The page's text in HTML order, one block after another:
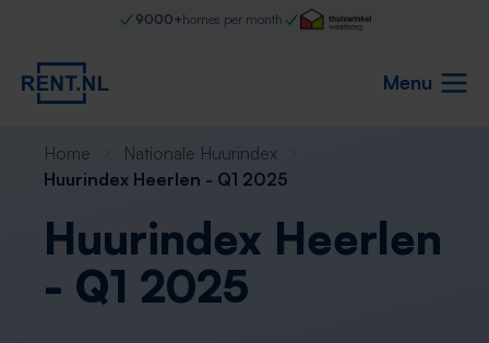
9000+homes per month
Menu
Home
Nationale Huurindex
Huurindex Heerlen - Q1 2025
Huurindex Heerlen
- Q1 2025